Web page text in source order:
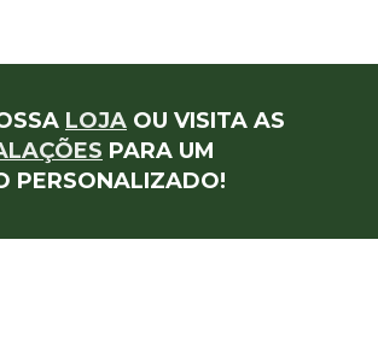
LOJA OU VISITA AS
PARA UM
PERSONALIZADO!